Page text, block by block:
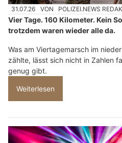
31.07.26 VON POLIZEI.NEWS
Vier Tage. 160 Kilometer. Kein
trotzdem waren wieder alle da.
Was am Viertagemarsch im
zählte, lässt sich nicht in Zahlen
genug gibt.
Weiterlesen